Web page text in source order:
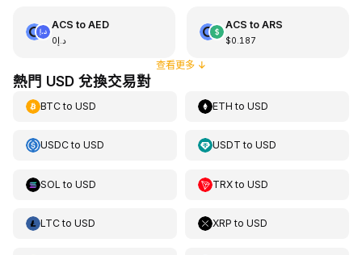
ACS to AED
د.إ0
ACS to ARS
$0.187
查看更多↓
熱門 USD 兌換交易對
BTCto USD ETH toUSD
USDCto USD USDT toUSD
SOL to USD TRXtoUSD
LTCto USD XRP toUSD